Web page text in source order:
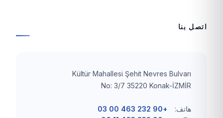
اتصل بنا
Kültür Mahallesi Şehit Nevres Bulvarı
No: 3/7 35220 Konak-İZMİR
هاتف:
+90 232 463 00 03